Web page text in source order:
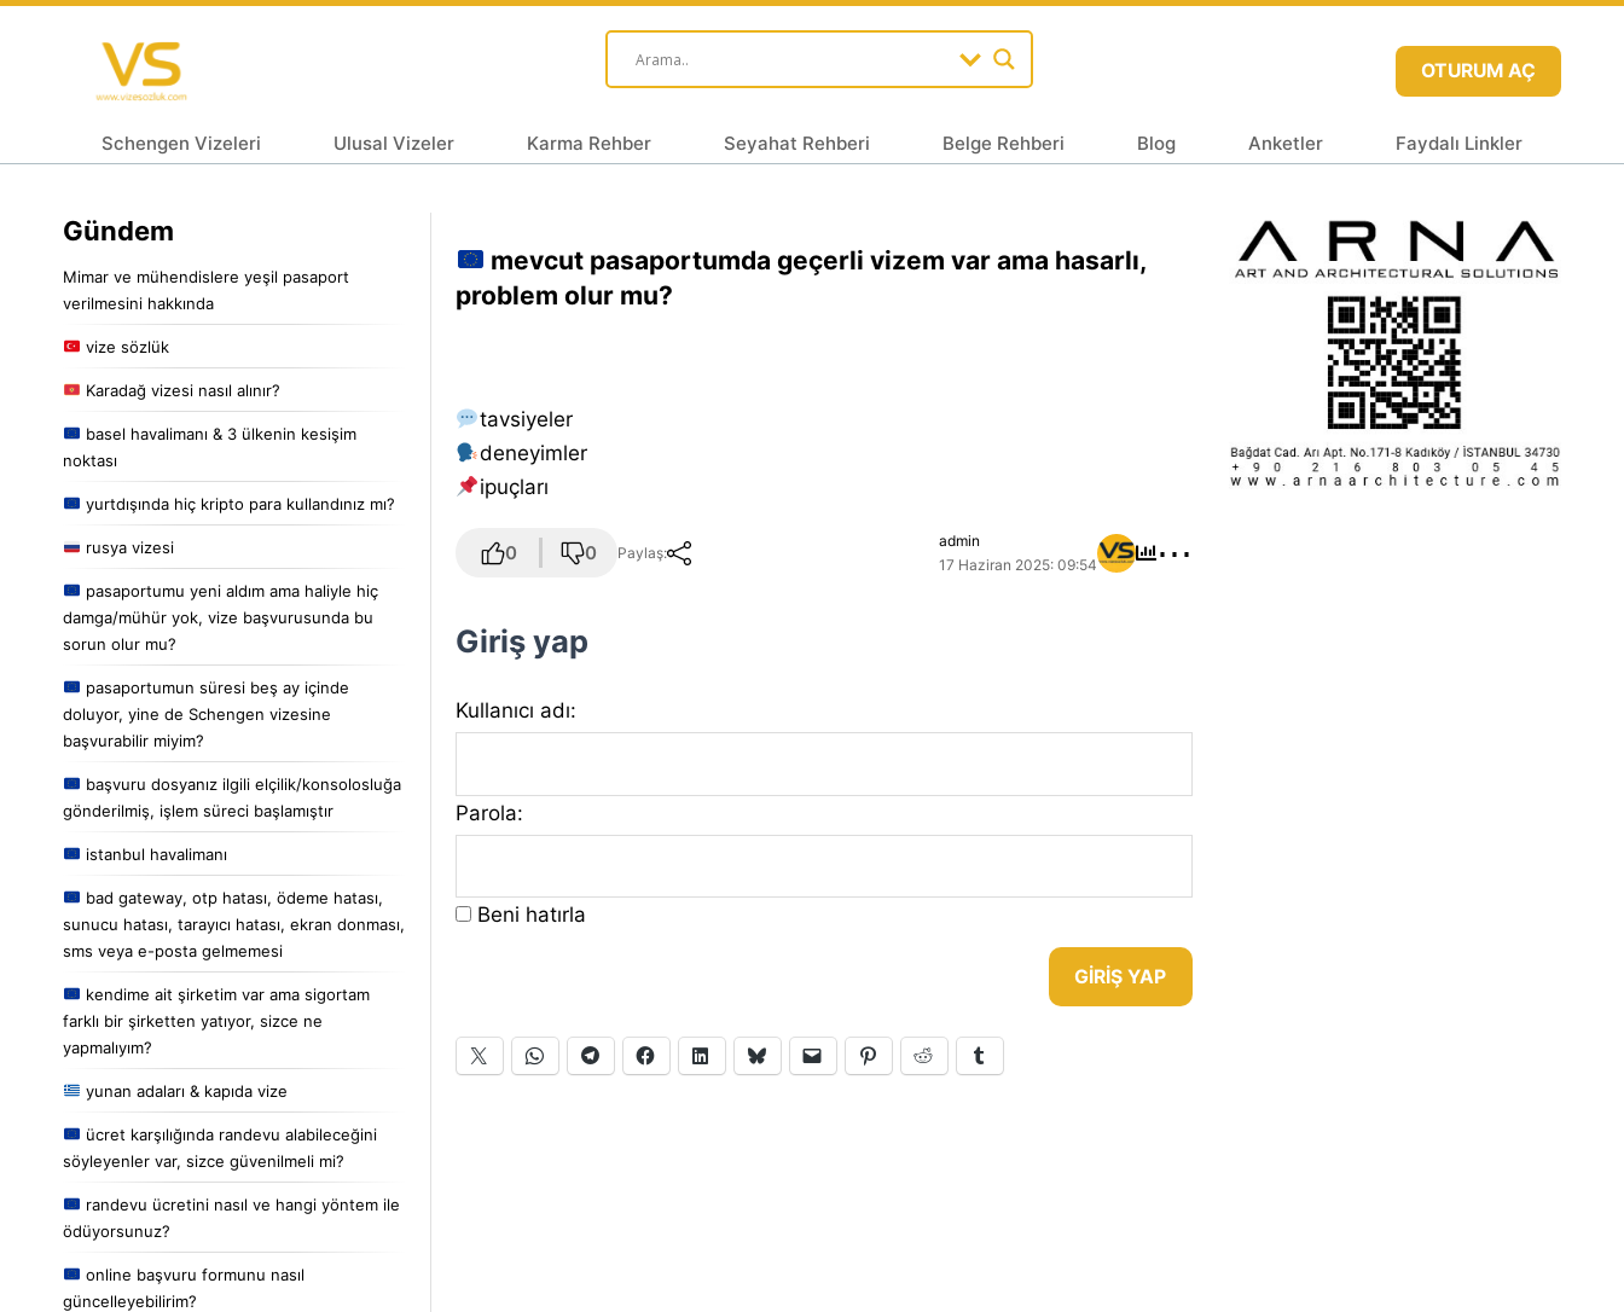
OTURUM AÇ
Schengen Vizeleri Ulusal Vizeler Karma Rehber Seyahat Rehberi Belge Rehberi Blog Anketler Faydalı Linkler
Gündem
Mimar ve mühendislere yeşil pasaport
verilmesini hakkında
vize sözlük
Karadağ vizesi nasıl alınır?
basel havalimanı & 3 ülkenin kesişim
noktası
yurtdışında hiç kripto para kullandınız mı?
rusya vizesi
pasaportumu yeni aldım ama haliyle hiç
damga/mühür yok, vize başvurusunda bu
sorun olur mu?
pasaportumun süresi beş ay içinde
doluyor, yine de Schengen vizesine
başvurabilir miyim?
başvuru dosyanız ilgili elçilik/konsolosluğa
gönderilmiş, işlem süreci başlamıştır
istanbul havalimanı
bad gateway, otp hatası, ödeme hatası,
sunucu hatası, tarayıcı hatası, ekran donması,
sms veya e-posta gelmemesi
kendime ait şirketim var ama sigortam
farklı bir şirketten yatıyor, sizce ne
yapmalıyım?
yunan adaları & kapıda vize
ücret karşılığında randevu alabileceğini
söyleyenler var, sizce güvenilmeli mi?
randevu ücretini nasıl ve hangi yöntem ile
ödüyorsunuz?
online başvuru formunu nasıl
güncelleyebilirim?
mevcut pasaportumda geçerli vizem var ama hasarlı,
problem olur mu?
tavsiyeler
deneyimler
i̇puçları
0 0 Paylaş:
admin
17 Haziran 2025: 09:54
⋯
Giriş yap
Kullanıcı adı:
Parola:
Beni hatırla
GIRIŞ YAP